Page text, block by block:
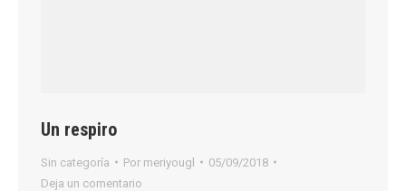
Un respiro
Sin categoría Por meriyougl
05/09/2018
Deja un comentario